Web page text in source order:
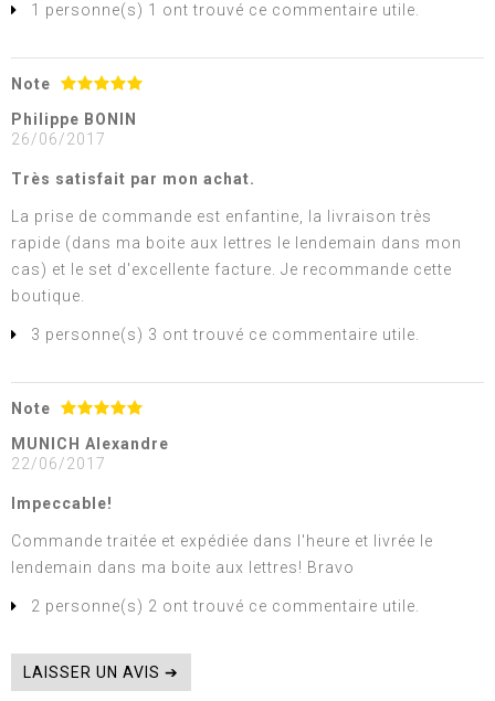
1 personne(s) 1 ont trouvé ce commentaire utile.
Note
Philippe BONIN
26/06/2017
Très satisfait par mon achat.
La prise de commande est enfantine, la livraison très
rapide (dans ma boite aux lettres le lendemain dans mon
cas) et le set d'excellente facture. Je recommande cette
boutique.
3 personne(s) 3 ont trouvé ce commentaire utile.
Note
MUNICH Alexandre
22/06/2017
Impeccable!
Commande traitée et expédiée dans l'heure et livrée le
lendemain dans ma boite aux lettres! Bravo
2 personne(s) 2 ont trouvé ce commentaire utile.
LAISSER UN AVIS ➔